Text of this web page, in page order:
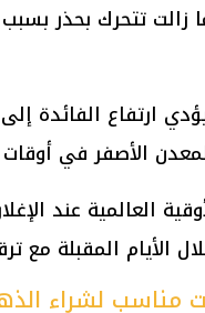
زالت تتحرك بحذر
ارتفاع الفائدة
الأصفرفي أوقات
عند الإغلاق الأخير
الأيام المقبلة مع
مناسب لشراء